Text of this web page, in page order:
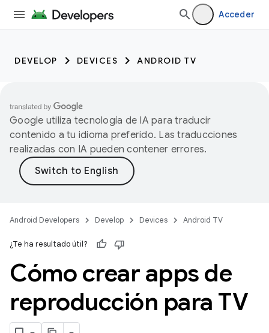
Acceder
DEVELOP DEVICES ANDROID TV
Google utiliza tecnología de IA para traducir
contenido a tu idioma preferido. Las traducciones
realizadas con IA pueden contener errores.
Android Developers Develop Devices Android TV
¿Te ha resultado útil?
Cómo crear apps de
reproducción para TV